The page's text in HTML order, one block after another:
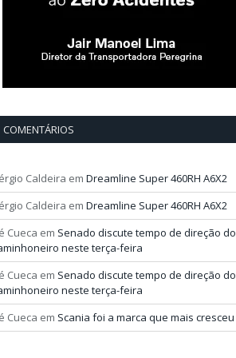
COMENTÁRIOS
Caldeira em Dreamline Super 460RH A6X2
Caldeira em Dreamline Super 460RH A6X2
Cueca em Senado discute tempo de direção do
neste terça-feira
Cueca em Senado discute tempo de direção do
neste terça-feira
Cueca em Scania foi a marca que mais cresceu